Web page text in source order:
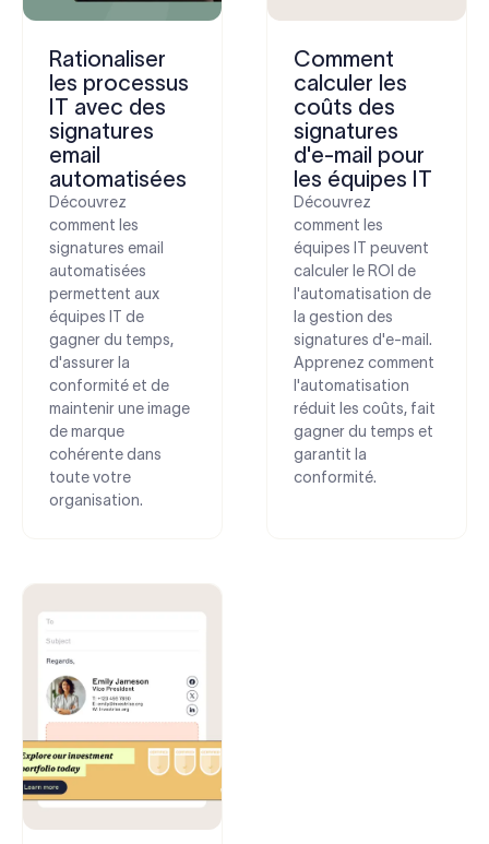
Rationaliser
les processus
IT avec des
signatures
email
automatisées
Découvrez
comment les
signatures email
automatisées
permettent aux
équipes IT de
gagner du temps,
d'assurer la
conformité et de
maintenir une image
de marque
cohérente dans
toute votre
organisation.
Comment
calculer les
coûts des
signatures
d'e-mail pour
les équipes IT
Découvrez
comment les
équipes IT peuvent
calculer le ROI de
l'automatisation de
la gestion des
signatures d'e-mail.
Apprenez comment
l'automatisation
réduit les coûts, fait
gagner du temps et
garantit la
conformité.